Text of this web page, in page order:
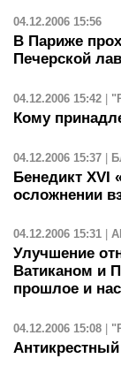
04.12.2006 15:56
В Париже
Печерской
04.12.2006 15:42
Кому
04.12.2006 15:37 |
Бенедикт XVI
осложнении
04.12.2006 15:31
Улучшение
Ватиканом и
прошлое и
04.12.2006 15:08